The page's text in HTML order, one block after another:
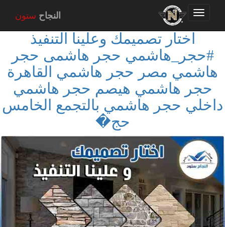
Toggle
navigation
النجاح ستون
اختار تصميمك وعلينا التنفيذ
#حجر_هاشمي حجر هاشمى حجر
هاشمي مصر حجر هاشمي القاهرة
حجر هاشمي هيصم حجر هاشمي
داخلي حجر هاشمي بالتجمع الخامس
حج�